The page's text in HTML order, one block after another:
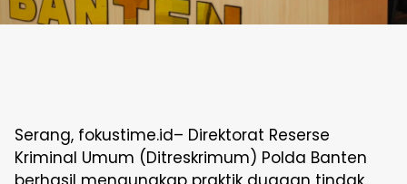
Serang, fokustime.id– Direktorat Reserse
Kriminal Umum (Ditreskrimum) Polda Banten